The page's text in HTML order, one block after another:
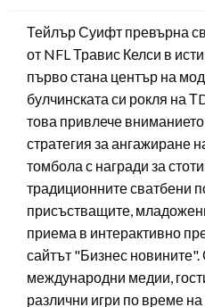
Тейлър Суифт превърна
от NFL Травис Келси в
първо стана център на
булчинската си рокля на
това привлече
стратегия за ангажиране
томбола с награди за
традиционните сватбени
присъстващите,
приема в интерактивно
сайтът "Бизнес
международни медии,
различни игри по време на